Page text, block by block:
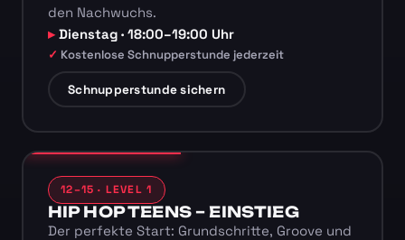
den Nachwuchs.
Dienstag · 18:00–19:00 Uhr
Kostenlose Schnupperstunde jederzeit
Schnupperstunde sichern
12–15 · LEVEL 1
HIP HOP TEENS – EINSTIEG
Der perfekte Start: Grundschritte, Groove und